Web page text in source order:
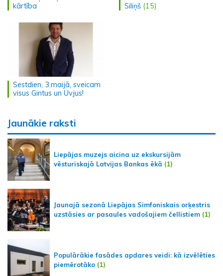
kārtība
Siliņš (15)
Sestdien, 3.maijā, sveicam
visus Gintus un Uvjus!
Jaunākie raksti
Liepājas muzejs aicina uz ekskursijām
vēsturiskajā Latvijas Bankas ēkā (1)
Jaunajā sezonā Liepājas Simfoniskais orķestris
uzstāsies ar pasaules vadošajiem čellistiem (1)
Populārākie fasādes apdares veidi: kā izvēlēties
piemērotāko (1)